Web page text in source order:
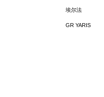
埃尔法
GR YARIS